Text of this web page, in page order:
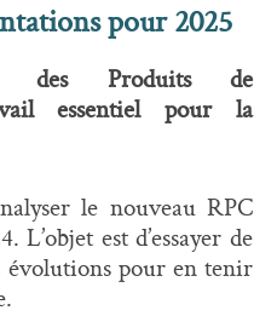
pour 2025
des Produits de
essentiel pour la
le nouveau RPC
L’objet est d’essayer de
évolutions pour en tenir